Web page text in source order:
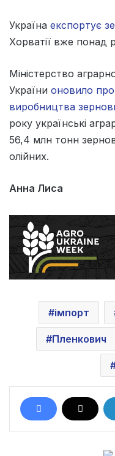
Україна експортує
Хорватії вже понад
Міністерство
України оновило
виробництва
року українські
56,4 млн тонн
олійних.
Анна Лиса
імпорт
Пленкович